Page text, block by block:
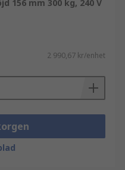
156 mm 300 kg, 240 V
2 990,67 kr/enhet